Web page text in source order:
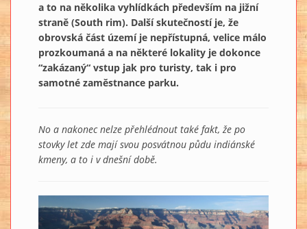
a to na několika vyhlídkách především na jižní
straně (South rim). Další skutečností je, že
obrovská část území je nepřístupná, velice málo
prozkoumaná a na některé lokality je dokonce
“zakázaný“ vstup jak pro turisty, tak i pro
samotné zaměstnance parku.
No a nakonec nelze přehlédnout také fakt, že po
stovky let zde mají svou posvátnou půdu indiánské
kmeny, a to i v dnešní době.